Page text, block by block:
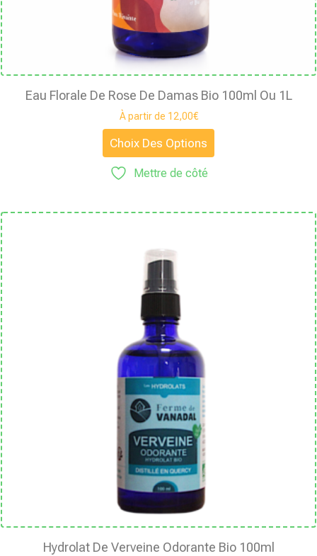
Eau Florale De Rose De Damas Bio 100ml Ou 1L
À partir de 12,00€
Choix Des Options
Mettre de côté
Hydrolat De Verveine Odorante Bio 100ml